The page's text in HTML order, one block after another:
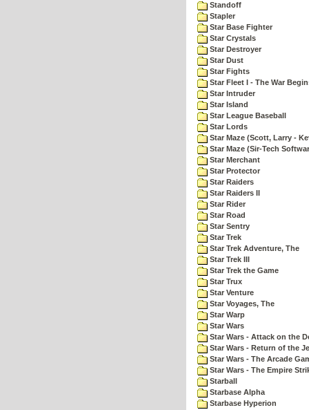
Standoff
Stapler
Star Base Fighter
Star Crystals
Star Destroyer
Star Dust
Star Fights
Star Fleet I - The War
Star Intruder
Star Island
Star League Baseball
Star Lords
Star Maze (Scott, Larry -
Star Maze (Sir-Tech
Star Merchant
Star Protector
Star Raiders
Star Raiders II
Star Rider
Star Road
Star Sentry
Star Trek
Star Trek Adventure, The
Star Trek III
Star Trek the Game
Star Trux
Star Venture
Star Voyages, The
Star Warp
Star Wars
Star Wars - Attack on the
Star Wars - Return of the
Star Wars - The Arcade
Star Wars - The Empire
Starball
Starbase Alpha
Starbase Hyperion